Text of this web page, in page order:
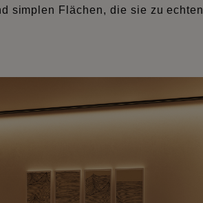
simplen Flächen, die sie zu echten